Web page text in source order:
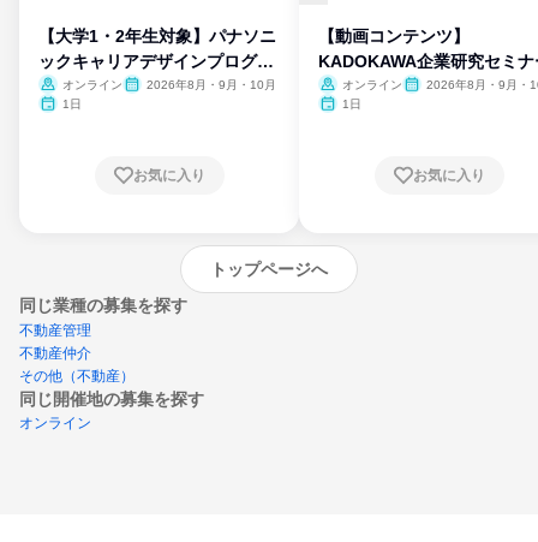
【大学1・2年生対象】パナソニ
ックキャリアデザインプログラ
ム
オンライン
2026年8月・9月・10月
1日
お気に入り
【動画コンテンツ】
KADOKAWA企業研究セミナ
オンライン
2026年8月・9月・
1日
お気に入り
トップページへ
同じ業種の募集を探す
不動産管理
不動産仲介
その他（不動産）
同じ開催地の募集を探す
オンライン